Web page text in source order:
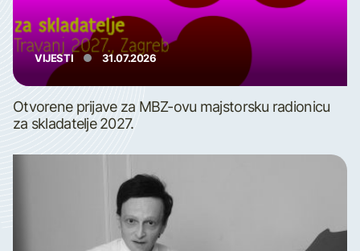
VIJESTI 31.07.2026
Otvorene prijave za MBZ-ovu majstorsku radionicu
za skladatelje 2027.